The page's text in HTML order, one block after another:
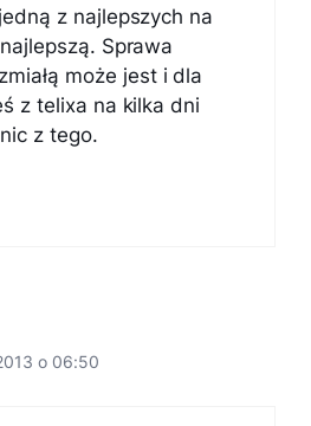
z najlepszych na
Sprawa
może jest i dla
z telixa na kilka dni
z tego.
o 06:50